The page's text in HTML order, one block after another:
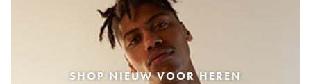
SHOP NIEUW VOOR HEREN